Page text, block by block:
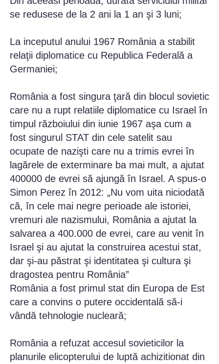
se redusese de la 2 ani la 1 an şi 3 luni;
La inceputul anului 1967 România a stabilit
relaţii diplomatice cu Republica Federală a
Germaniei;
România a fost singura ţară din blocul sovietic
care nu a rupt relatiile diplomatice cu Israel în
timpul războiului din iunie 1967 aşa cum a
fost singurul STAT din cele satelit sau
ocupate de nazişti care nu a trimis evrei în
lagărele de exterminare ba mai mult, a ajutat
400000 de evrei să ajungă în Israel. A spus-o
Simon Perez în 2012: „Nu vom uita niciodată
că, în cele mai negre perioade ale istoriei,
vremuri ale nazismului, România a ajutat la
salvarea a 400.000 de evrei, care au venit în
Israel şi au ajutat la construirea acestui stat,
dar şi-au păstrat şi identitatea şi cultura şi
dragostea pentru România”
România a fost primul stat din Europa de Est
care a convins o putere occidentală să-i
vândă tehnologie nucleară;
România a refuzat accesul sovieticilor la
planurile elicopterului de luptă achizitionat din